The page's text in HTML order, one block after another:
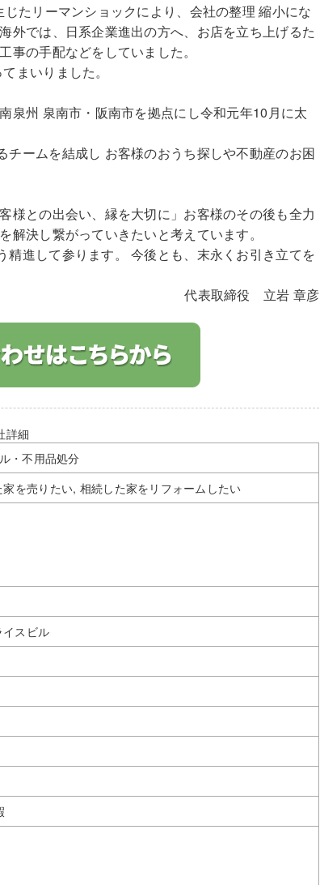
たリーマンショックにより、会社の整理 縮小にな
外では、日系企業進出の方へ、お店を立ち上げるた
の手配などをしていました。
まいりました。
泉州 泉南市・阪南市を拠点にし令和元年10月に太
ームを結成し お客様のおうち探しや不動産のお困
様との出会い、縁を大切に」お客様のその後も全力
決し繋がっていきたいと考えています。
進して参ります。 今後とも、末永くお引き立てを
代表取締役 立岩 章彦
詳細
・不用品処分
を売りたい, 相続した家をリフォームしたい
スビル